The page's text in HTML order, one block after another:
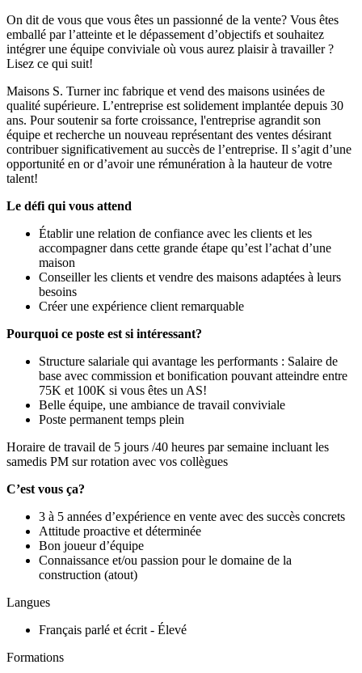
On dit de vous que vous êtes un passionné de la vente? Vous êtes
emballé par l’atteinte et le dépassement d’objectifs et souhaitez
intégrer une équipe conviviale où vous aurez plaisir à travailler ?
Lisez ce qui suit!
Maisons S. Turner inc fabrique et vend des maisons usinées de
qualité supérieure. L’entreprise est solidement implantée depuis 30
ans. Pour soutenir sa forte croissance, l'entreprise agrandit son
équipe et recherche un nouveau représentant des ventes désirant
contribuer significativement au succès de l’entreprise. Il s’agit d’une
opportunité en or d’avoir une rémunération à la hauteur de votre
talent!
Le défi qui vous attend
Établir une relation de confiance avec les clients et les
accompagner dans cette grande étape qu’est l’achat d’une
maison
Conseiller les clients et vendre des maisons adaptées à leurs
besoins
Créer une expérience client remarquable
Pourquoi ce poste est si intéressant?
Structure salariale qui avantage les performants : Salaire de
base avec commission et bonification pouvant atteindre entre
75K et 100K si vous êtes un AS!
Belle équipe, une ambiance de travail conviviale
Poste permanent temps plein
Horaire de travail de 5 jours /40 heures par semaine incluant les
samedis PM sur rotation avec vos collègues
C’est vous ça?
3 à 5 années d’expérience en vente avec des succès concrets
Attitude proactive et déterminée
Bon joueur d’équipe
Connaissance et/ou passion pour le domaine de la
construction (atout)
Langues
Français parlé et écrit - Élevé
Formations